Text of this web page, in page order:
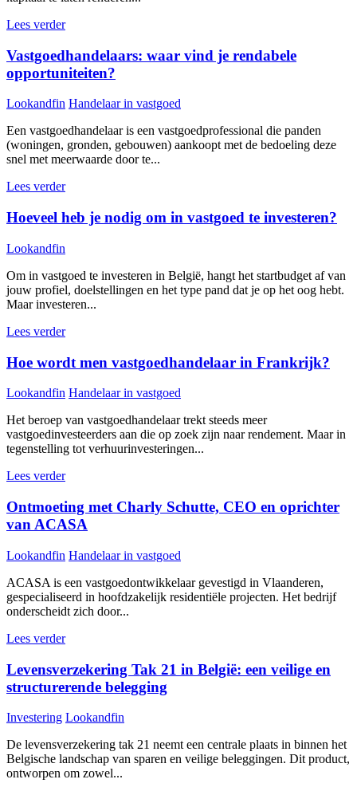
Lees verder
Vastgoedhandelaars: waar vind je rendabele
opportuniteiten?
Lookandfin Handelaar in vastgoed
Een vastgoedhandelaar is een vastgoedprofessional die panden
(woningen, gronden, gebouwen) aankoopt met de bedoeling deze
snel met meerwaarde door te...
Lees verder
Hoeveel heb je nodig om in vastgoed te investeren?
Lookandfin
Om in vastgoed te investeren in België, hangt het startbudget af van
jouw profiel, doelstellingen en het type pand dat je op het oog hebt.
Maar investeren...
Lees verder
Hoe wordt men vastgoedhandelaar in Frankrijk?
Lookandfin Handelaar in vastgoed
Het beroep van vastgoedhandelaar trekt steeds meer
vastgoedinvesteerders aan die op zoek zijn naar rendement. Maar in
tegenstelling tot verhuurinvesteringen...
Lees verder
Ontmoeting met Charly Schutte, CEO en oprichter
van ACASA
Lookandfin Handelaar in vastgoed
ACASA is een vastgoedontwikkelaar gevestigd in Vlaanderen,
gespecialiseerd in hoofdzakelijk residentiële projecten. Het bedrijf
onderscheidt zich door...
Lees verder
Levensverzekering Tak 21 in België: een veilige en
structurerende belegging
Investering Lookandfin
De levensverzekering tak 21 neemt een centrale plaats in binnen het
Belgische landschap van sparen en veilige beleggingen. Dit product,
ontworpen om zowel...